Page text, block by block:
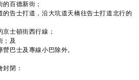
百德新街；
告士打道，沿大坑道天橋往告士打道北行的
士頓街西行線；
；及
巴士及專線小巴除外。
封閉：